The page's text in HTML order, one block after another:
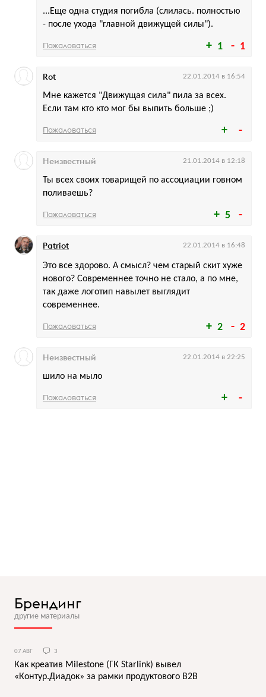
1 1
...Еще одна студия погибла (слилась. полностью
- после ухода "главной движущей силы").
Пожаловаться
Мне кажется "Движущая сила" пила за всех.
Если там кто кто мог бы выпить больше ;)
Rot 22.01.2014 в 16:54
Пожаловаться
5
Ты всех своих товарищей по ассоциации говном
поливаешь?
Неизвестный 21.01.2014 в 12:18
Пожаловаться
2 2
Это все здорово. А смысл? чем старый скит хуже
нового? Современнее точно не стало, а по мне,
так даже логотип навылет выглядит
современнее.
Patriot 22.01.2014 в 16:48
Пожаловаться
шило на мыло
Неизвестный 22.01.2014 в 22:25
Пожаловаться
Брендинг
другие материалы
07 АВГ 3
Как креатив Milestone (ГК Starlink) вывел
«Контур.Диадок» за рамки продуктового B2B